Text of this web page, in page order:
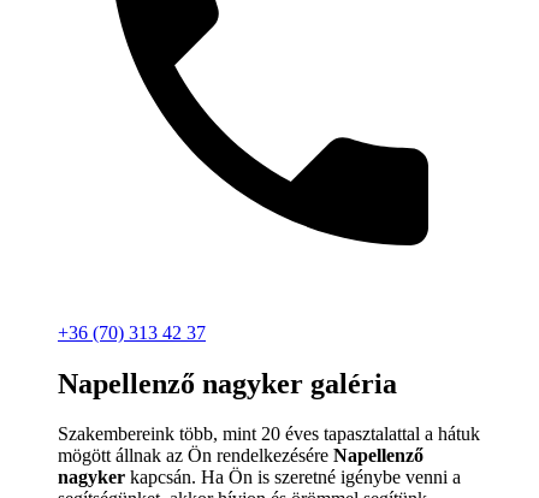
+36 (70) 313 42 37
Napellenző nagyker galéria
Szakembereink több, mint 20 éves tapasztalattal a hátuk
mögött állnak az Ön rendelkezésére Napellenző
nagyker kapcsán. Ha Ön is szeretné igénybe venni a